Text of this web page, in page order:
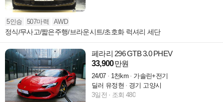
5인승 507마력 AWD
정식/무사고/짧은주행/브라운시트/초호화 럭셔리 세단
페라리 296 GTB 3.0 PHEV
33,900만원
24/07 1천km
가솔린+전기
딜러 유정현
경기 고양시
3일전
조회 480